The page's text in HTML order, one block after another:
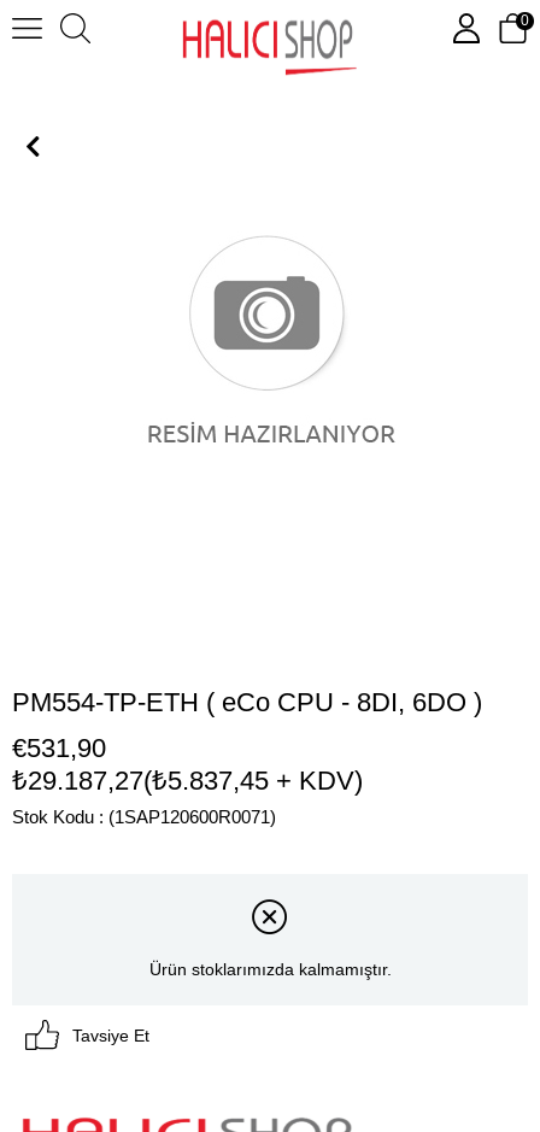
0
PM554-TP-ETH ( eCo CPU - 8DI, 6DO )
€531,90
₺29.187,27(₺5.837,45 + KDV)
Stok Kodu (1SAP120600R0071)
Ürün stoklarımızda kalmamıştır.
Tavsiye Et